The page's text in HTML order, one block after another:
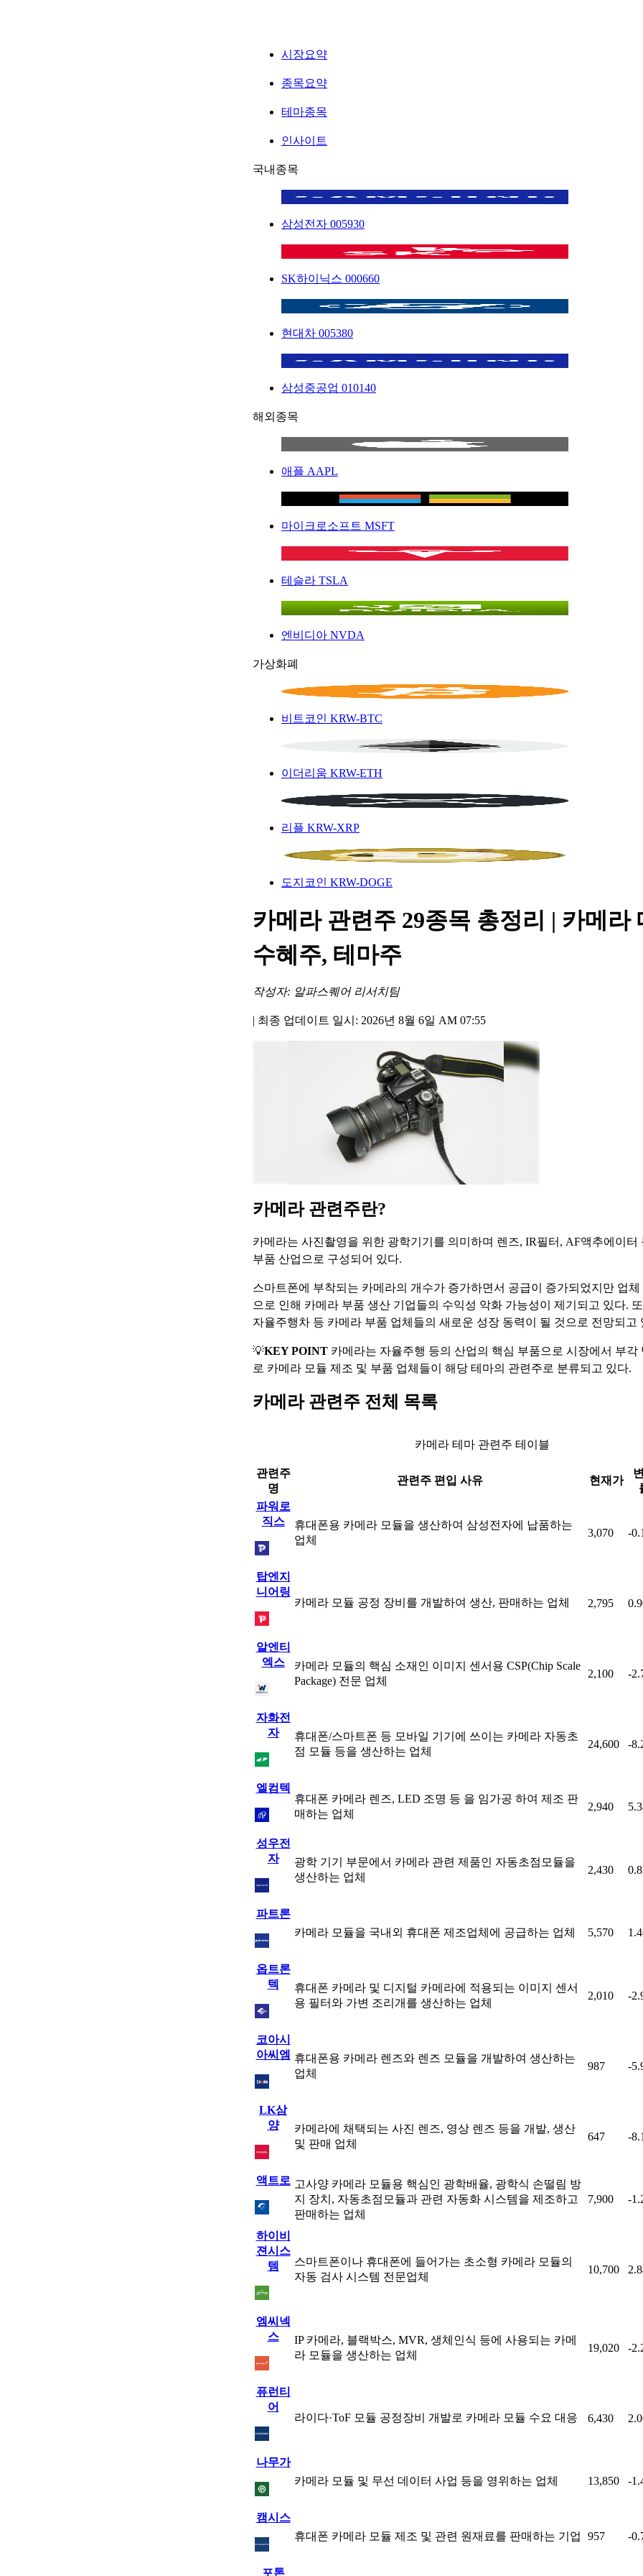
시장요약
종목요약
테마종목
인사이트
국내종목
삼성전자 005930
SK하이닉스 000660
현대차 005380
삼성중공업 010140
해외종목
애플 AAPL
마이크로소프트 MSFT
테슬라 TSLA
엔비디아 NVDA
가상화폐
비트코인 KRW-BTC
이더리움 KRW-ETH
리플 KRW-XRP
도지코인 KRW-DOGE
카메라 관련주 29종목 총정리 | 카메라
수혜주, 테마주
작성자: 알파스퀘어 리서치팀
| 최종 업데이트 일시: 2026년 8월 6일 AM 07:55
카메라 관련주란?
카메라는 사진촬영을 위한 광학기기를 의미하며 렌즈, IR필터, AF액추에이터
부품 산업으로 구성되어 있다.
스마트폰에 부착되는 카메라의 개수가 증가하면서 공급이 증가되었지만 업
으로 인해 카메라 부품 생산 기업들의 수익성 악화 가능성이 제기되고 있다.
자율주행차 등 카메라 부품 업체들의 새로운 성장 동력이 될 것으로 전망되고
💡KEY POINT 카메라는 자율주행 등의 산업의 핵심 부품으로 시장에서 부각
로 카메라 모듈 제조 및 부품 업체들이 해당 테마의 관련주로 분류되고 있다.
카메라 관련주 전체 목록
카메라 테마 관련주 테이블
관련주
명
관련주 편입 사유 현재가
파워로
직스
휴대폰용 카메라 모듈을 생산하여 삼성전자에 납품하는
업체
3,070 -
탑엔지
니어링
카메라 모듈 공정 장비를 개발하여 생산, 판매하는 업체
2,795
알엔티
엑스
카메라 모듈의 핵심 소재인 이미지 센서용 CSP(Chip Scale
Package) 전문 업체
2,100 -
자화전
자
휴대폰/스마트폰 등 모바일 기기에 쓰이는 카메라 자동초
점 모듈 등을 생산하는 업체
24,600 -
엘컴텍
휴대폰 카메라 렌즈, LED 조명 등 을 임가공 하여 제조 판
매하는 업체
2,940
성우전
자
광학 기기 부문에서 카메라 관련 제품인 자동초점모듈을
생산하는 업체
2,430
파트론
카메라 모듈을 국내외 휴대폰 제조업체에 공급하는 업체
5,570
옵트론
텍
휴대폰 카메라 및 디지털 카메라에 적용되는 이미지 센서
용 필터와 가변 조리개를 생산하는 업체
2,010 -
코아시
아씨엠 휴대폰용 카메라 렌즈와 렌즈 모듈을 개발하여 생산하는
업체
987 -
LK삼
양
카메라에 채택되는 사진 렌즈, 영상 렌즈 등을 개발, 생산
및 판매 업체
647 -
액트로 고사양 카메라 모듈용 핵심인 광학배율, 광학식 손떨림 방
지 장치, 자동초점모듈과 관련 자동화 시스템을 제조하고
판매하는 업체
7,900 -
하이비
젼시스
템
스마트폰이나 휴대폰에 들어가는 초소형 카메라 모듈의
자동 검사 시스템 전문업체
10,700
엠씨넥
스
IP 카메라, 블랙박스, MVR, 생체인식 등에 사용되는 카메
라 모듈을 생산하는 업체
19,020 -
퓨런티
어
라이다·ToF 모듈 공정장비 개발로 카메라 모듈 수요 대응
6,430
나무가
카메라 모듈 및 무선 데이터 사업 등을 영위하는 업체
13,850 -
캠시스
휴대폰 카메라 모듈 제조 및 관련 원재료를 판매하는 기업
957 -
포톤